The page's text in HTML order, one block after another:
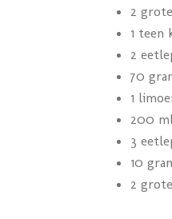
2
1 teen
2
70
1
200
3
10
2